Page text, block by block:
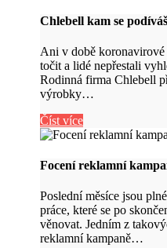
Chlebell kam se podíváš
Ani v době koronavirové
točit a lidé nepřestali
Rodinná firma Chlebell
výrobky…
Číst více
Focení reklamní
Poslední měsíce jsou
práce, které se po
věnovat. Jedním z
reklamní kampaně…